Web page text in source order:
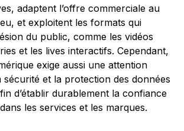
adaptent l’offre commerciale au
et exploitent les formats qui
du public, comme les vidéos
et les lives interactifs. Cependant,
exige aussi une attention
et la protection des données
d’établir durablement la confiance
les services et les marques.